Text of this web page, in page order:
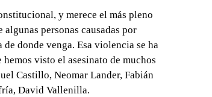
y merece el más pleno
personas causadas por
donde venga. Esa violencia se ha
visto el asesinato de muchos
Castillo, Neomar Lander, Fabián
David Vallenilla.